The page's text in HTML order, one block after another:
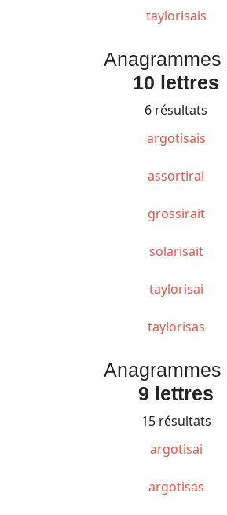
taylorisais
Anagrammes
10 lettres
6 résultats
argotisais
assortirai
grossirait
solarisait
taylorisai
taylorisas
Anagrammes
9 lettres
15 résultats
argotisai
argotisas